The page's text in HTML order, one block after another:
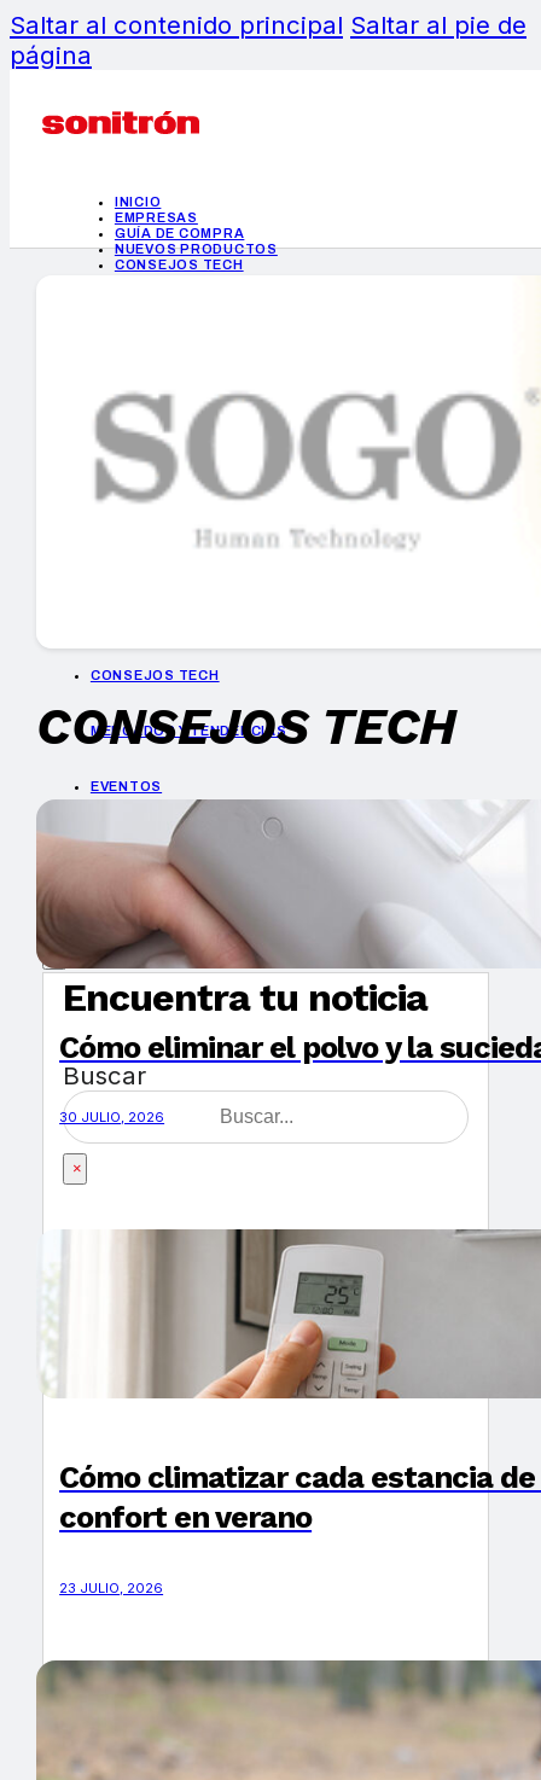
Saltar al contenido principal Saltar al pie de
página
INICIO
EMPRESAS
GUÍA DE COMPRA
NUEVOS PRODUCTOS
CONSEJOS TECH
INICIO
EMPRESAS
CONSEJOS TECH
MERCADOS Y TENDENCIAS
EVENTOS
HEMEROTECA
Encuentra tu noticia
Buscar
×
CONSEJOS TECH
Cómo eliminar el polvo y la
30 JULIO, 2026
Cómo climatizar cada estancia
confort en verano
23 JULIO, 2026